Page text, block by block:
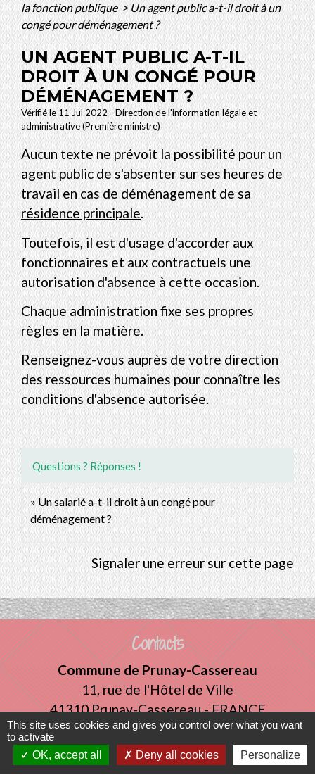
la fonction publique> Un agent public a-t-il droit à un
congé pour déménagement ?
UN AGENT PUBLIC A-T-IL
DROIT À UN CONGÉ POUR
DÉMÉNAGEMENT ?
Vérifié le 11 Jul 2022 - Direction de l'information légale et
administrative (Première ministre)
Aucun texte ne prévoit la possibilité pour un
agent public de s'absenter sur ses heures de
travail en cas de déménagement de sa
résidence principale.
Toutefois, il est d'usage d'accorder aux
fonctionnaires et aux contractuels une
autorisation d'absence à cette occasion.
Chaque administration fixe ses propres
règles en la matière.
Renseignez-vous auprès de votre direction
des ressources humaines pour connaître les
conditions d'absence autorisée.
Questions ? Réponses !
Un salarié a-t-il droit à un congé pour
déménagement ?
Signaler une erreur sur cette page
Contacts
Commune de Prunay-Cassereau
11, rue de l'Hôtel de Ville
41310 Prunay-Cassereau - FRANCE
+33 2 54 80 32 81
This site uses cookies and gives you control over what you want
to activate
OK, accept all
Deny all cookies Personalize